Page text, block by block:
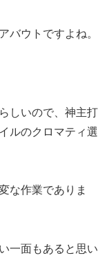
バウトですよね。
しいので、神主打
ルのクロマティ選
な作業でありま
一面もあると思い